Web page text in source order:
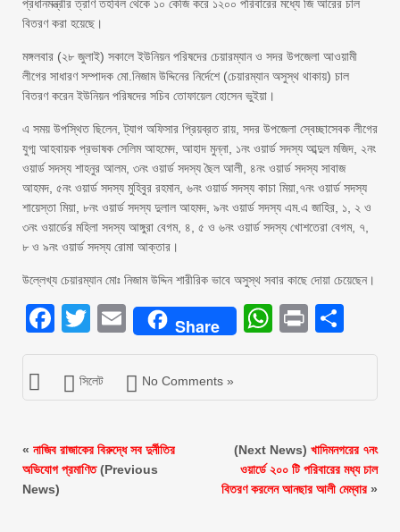
প্রধানমন্ত্রীর ত্রাণ তহবিল থেকে ১০ কেজি করে ১২০০ পরিবারের মধ্যে জি আরের চাল
বিতরণ করা হয়েছে।
মঙ্গলবার (২৮ জুলাই) সকালে ইউনিয়ন পরিষদের চেয়ারম্যান ও সদর উপজেলা আওয়ামী
লীগের সাধারণ সম্পাদক মো.নিজাম উদ্দিনের নির্দেশে (চেয়ারম্যান অসুস্থ থাকায়) চাল
বিতরণ করেন ইউনিয়ন পরিষদের সচিব তোফায়েল হোসেন ভুইয়া।
এ সময় উপস্থিত ছিলেন, ট্যাগ অফিসার প্রিয়ব্রত রায়, সদর উপজেলা স্বেচ্ছাসেবক লীগের
যুগ্ম আহবায়ক প্রভাষক সেলিম আহমেদ, আহাদ মুন্না, ১নং ওয়ার্ড সদস্য আব্দুল মজিদ, ২নং
ওয়ার্ড সদস্য শাহনুর আলম, ৩নং ওয়ার্ড সদস্য ছৈল আলী, ৪নং ওয়ার্ড সদস্য সাবাজ
আহমদ, ৫নং ওয়ার্ড সদস্য মুহিবুর রহমান, ৬নং ওয়ার্ড সদস্য কাচা মিয়া,৭নং ওয়ার্ড সদস্য
শায়েস্তা মিয়া, ৮নং ওয়ার্ড সদস্য দুলাল আহমদ, ৯নং ওয়ার্ড সদস্য এম.এ জাহির, ১, ২ ও
৩নং ওয়ার্ডের মহিলা সদস্য আঙ্গুরা বেগম, ৪, ৫ ও ৬নং ওয়ার্ড সদস্য খোশতেরা বেগম, ৭,
৮ ও ৯নং ওয়ার্ড সদস্য রোমা আক্তার।
উল্লেখ্য চেয়ারম্যান মোঃ নিজাম উদ্দিন শারীরিক ভাবে অসুস্থ সবার কাছে দোয়া চেয়েছেন।
Facebook
Twitter
EmailShare Print
সিলেট No Comments »
« নাজিব রাজাকের বিরুদ্ধে সব দুর্নীতির
অভিযোগ প্রমাণিত(Previous
News)
(Next News) খাদিমনগরের ৭নং
ওয়ার্ডে ২০০ টি পরিবারের মধ্য চাল
বিতরণ করলেন আনছার আলী মেম্বার»